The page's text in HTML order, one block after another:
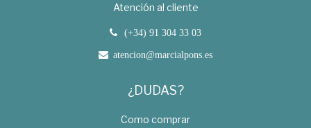
Atención al cliente
(+34) 91 304 33 03
atencion@marcialpons.es
¿DUDAS?
Como comprar